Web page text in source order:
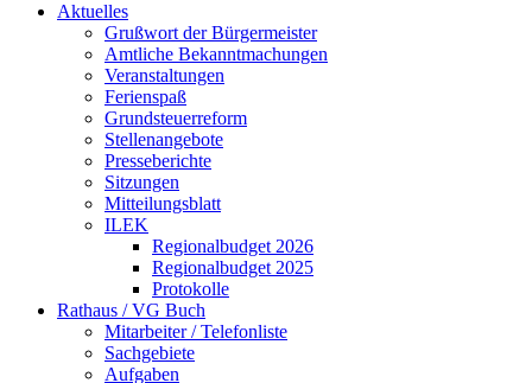
Aktuelles
Grußwort der Bürgermeister
Amtliche Bekanntmachungen
Veranstaltungen
Ferienspaß
Grundsteuerreform
Stellenangebote
Presseberichte
Sitzungen
Mitteilungsblatt
ILEK
Regionalbudget 2026
Regionalbudget 2025
Protokolle
Rathaus / VG Buch
Mitarbeiter / Telefonliste
Sachgebiete
Aufgaben